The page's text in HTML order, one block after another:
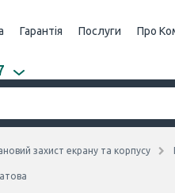
Гарантія Послуги Про
захист екрану та корпусу